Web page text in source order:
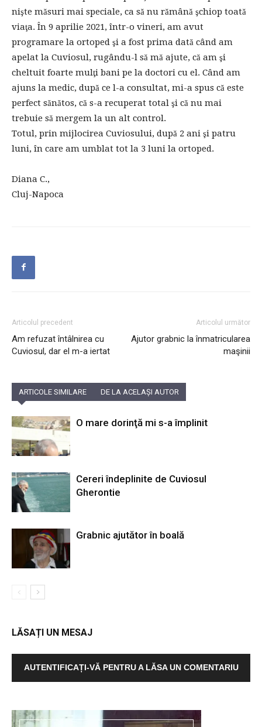
nişte măsuri mai speciale, ca să nu rămână şchiop toată
viaţa. În 9 aprilie 2021, într-o vineri, am avut
programare la ortoped şi a fost prima dată când am
apelat la Cuviosul, rugându-l să mă ajute, că am şi
cheltuit foarte mulţi bani pe la doctori cu el. Când am
ajuns la medic, după ce l-a consultat, mi-a spus că este
perfect sănătos, că s-a recuperat total şi că nu mai
trebuie să mergem la un alt control.
Totul, prin mijlocirea Cuviosului, după 2 ani şi patru
luni, în care am umblat tot la 3 luni la ortoped.
Diana C.,
Cluj-Napoca
Articolul precedent
Am refuzat întâlnirea cu
Cuviosul, dar el m-a iertat
Articolul următor
Ajutor grabnic la înmatricularea
maşinii
ARTICOLE SIMILARE DE LA ACELAȘI AUTOR
O mare dorinţă mi s-a împlinit
Cereri îndeplinite de Cuviosul
Gherontie
Grabnic ajutător în boală
LĂSAȚI UN MESAJ
AUTENTIFICAȚI-VĂ PENTRU A LĂSA UN COMENTARIU